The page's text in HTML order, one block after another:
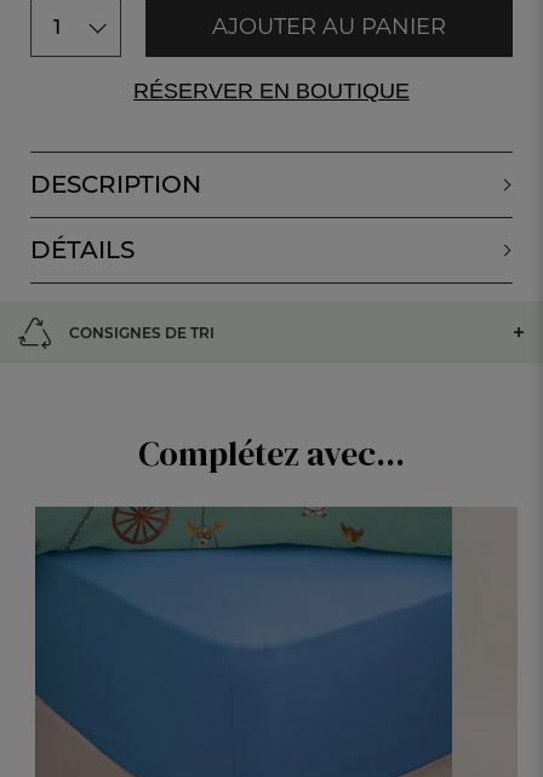
1 AJOUTER AU PANIER
RÉSERVER EN BOUTIQUE
DESCRIPTION
DÉTAILS
CONSIGNES DE TRI
Complétez avec...